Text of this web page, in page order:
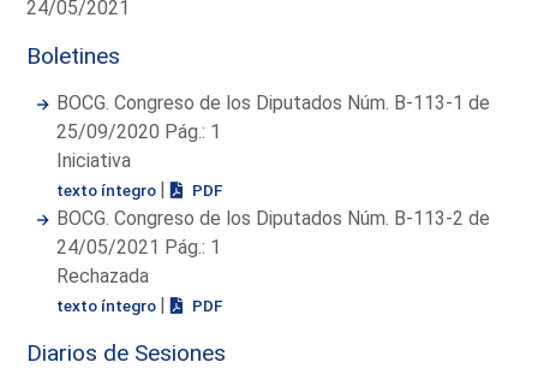
24/05/2021
Boletines
BOCG. Congreso de los Diputados Núm. B-113-1 de
25/09/2020 Pág.: 1
Iniciativa
texto íntegro | PDF
BOCG. Congreso de los Diputados Núm. B-113-2 de
24/05/2021 Pág.: 1
Rechazada
texto íntegro | PDF
Diarios de Sesiones